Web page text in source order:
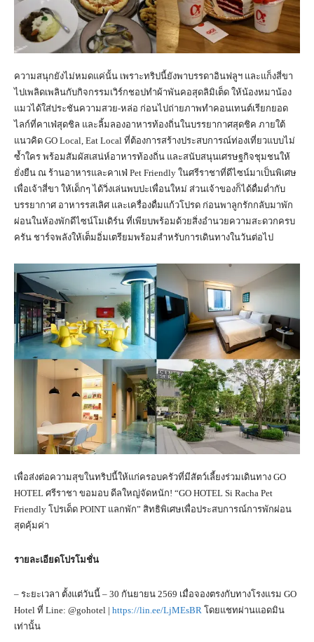
ความสนุกยังไม่หมดแค่นั้น เพราะทริปนี้ยังพาบรรดาอินฟลูฯ และแก็งสี่ขา
ไปเพลิดเพลินกับกิจกรรมเวิร์กชอปทำผ้าพันคอสุดลิมิเต็ด ให้น้องหมาน้อง
แมวได้ใส่ประชันความสวย-หล่อ ก่อนไปถ่ายภาพทำคอนเทนต์เรียกยอด
ไลก์ที่คาเฟ่สุดชิล และลิ้มลองอาหารท้องถิ่นในบรรยากาศสุดชิค ภายใต้
แนวคิด GO Local, Eat Local ที่ต้องการสร้างประสบการณ์ท่องเที่ยวแบบไม่
ซ้ำใคร พร้อมสัมผัสเสน่ห์อาหารท้องถิ่น และสนับสนุนเศรษฐกิจชุมชนให้
ยั่งยืน ณ ร้านอาหารและคาเฟ่ Pet Friendly ในศรีราชาที่ดีไซน์มาเป็นพิเศษ
เพื่อเจ้าสี่ขา ให้เด็กๆ ได้วิ่งเล่นพบปะเพื่อนใหม่ ส่วนเจ้าของก็ได้ดื่มด่ำกับ
บรรยากาศ อาหารรสเลิศ และเครื่องดื่มแก้วโปรด ก่อนพาลูกรักกลับมาพัก
ผ่อนในห้องพักดีไซน์โมเดิร์น ที่เพียบพร้อมด้วยสิ่งอำนวยความสะดวกครบ
ครัน ชาร์จพลังให้เต็มอิ่มเตรียมพร้อมสำหรับการเดินทางในวันต่อไป
เพื่อส่งต่อความสุขในทริปนี้ให้แก่ครอบครัวที่มีสัตว์เลี้ยงร่วมเดินทาง GO
HOTEL ศรีราชา ขอมอบ ดีลใหญ่จัดหนัก! “GO HOTEL Si Racha Pet
Friendly โปรเด็ด POINT แลกพัก” สิทธิพิเศษเพื่อประสบการณ์การพักผ่อน
สุดคุ้มค่า
รายละเอียดโปรโมชั่น
– ระยะเวลา ตั้งแต่วันนี้ – 30 กันยายน 2569 เมื่อจองตรงกับทางโรงแรม GO
Hotel ที่ Line: @gohotel | https://lin.ee/LjMEsBR โดยแชทผ่านแอดมิน
เท่านั้น